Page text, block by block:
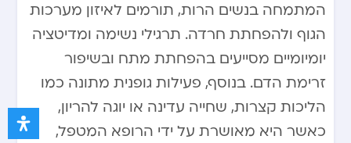
המתמחה בנשים הרות, תורמים לאיזון מערכות
הגוף ולהפחתת חרדה. תרגילי נשימה ומדיטציה
יומיומיים מסייעים בהפחתת מתח ובשיפור
זרימת הדם. בנוסף, פעילות גופנית מתונה כמו
הליכות קצרות, שחייה עדינה או יוגה להריון,
כאשר היא מאושרת על ידי הרופא המטפל,